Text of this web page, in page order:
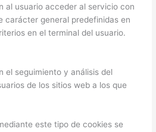
al usuario acceder al servicio con
carácter general predefinidas en
en el terminal del usuario.
el seguimiento y análisis del
de los sitios web a los que
este tipo de cookies se